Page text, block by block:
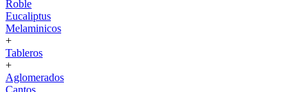
Roble
Eucaliptus
Melaminicos
+
Tableros
+
Aglomerados
Cantos